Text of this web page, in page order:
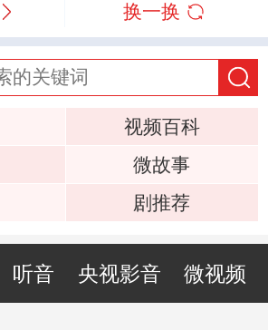
换一换
视频百科
微故事
剧推荐
听音 央视影音 微视频